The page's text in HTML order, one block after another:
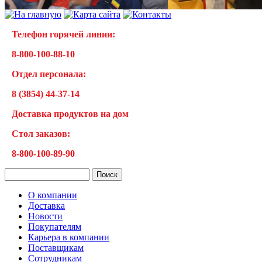
Телефон горячей линии:
8-800-100-88-10
Отдел персонала:
8 (3854) 44-37-14
Доставка продуктов на дом
Cтол заказов:
8-800-100-89-90
О компании
Доставка
Новости
Покупателям
Карьера в компании
Поставщикам
Сотрудникам